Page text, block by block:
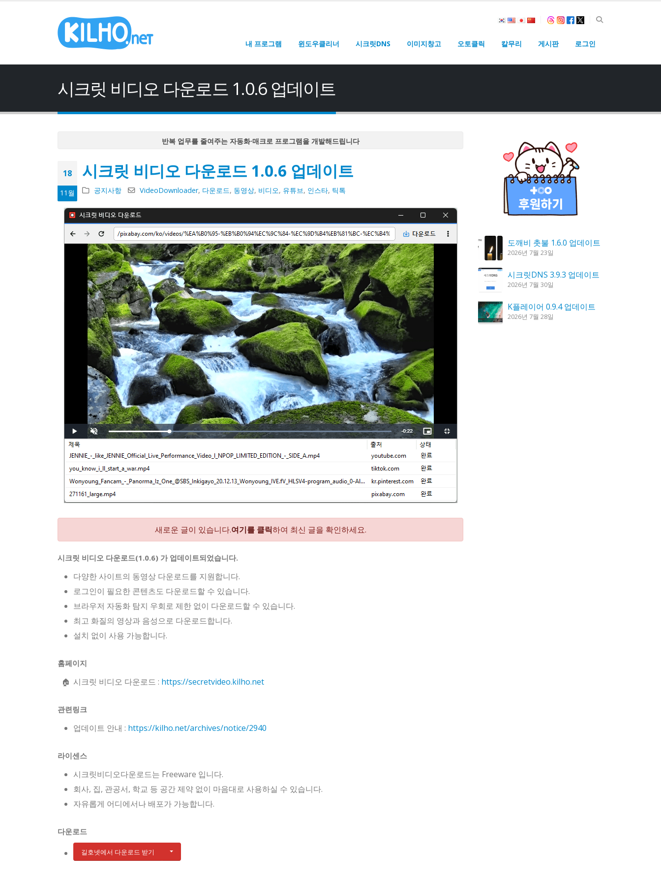
내 프로그램 윈도우클리너 시크릿DNS 이미지창고 오토클릭 칼무리 게시판 로그인
시크릿 비디오 다운로드 1.0.6 업데이트
반복 업무를 줄여주는 자동화·매크로 프로그램을 개발해드립니다
반복 업무를 줄여주는 자동화·매크로 프로그램을 개발해드립니다
반복 업무를 줄여주는 자동화·매크로 프로그램을 개발해드립니다
18
11월
시크릿 비디오 다운로드 1.0.6 업데이트
공지사항 VideoDownloader, 다운로드, 동영상, 비디오, 유튜브, 인스타, 틱톡
새로운 글이 있습니다.여기를 클릭하여 최신 글을 확인하세요.
시크릿 비디오 다운로드(1.0.6) 가 업데이트되었습니다.
다양한 사이트의 동영상 다운로드를 지원합니다.
로그인이 필요한 콘텐츠도 다운로드할 수 있습니다.
브라우저 자동화 탐지 우회로 제한 없이 다운로드할 수 있습니다.
최고 화질의 영상과 음성으로 다운로드합니다.
설치 없이 사용 가능합니다.
홈페이지
시크릿 비디오 다운로드 : https://secretvideo.kilho.net
관련링크
업데이트 안내 : https://kilho.net/archives/notice/2940
라이센스
시크릿비디오다운로드는 Freeware 입니다.
회사, 집, 관공서, 학교 등 공간 제약 없이 마음대로 사용하실 수 있습니다.
자유롭게 어디에서나 배포가 가능합니다.
다운로드
길호넷에서 다운로드 받기
도깨비 촛불 1.6.0 업데이트
2026년 7월 23일
시크릿DNS 3.9.3 업데이트
2026년 7월 30일
K플레이어 0.9.4 업데이트
2026년 7월 28일